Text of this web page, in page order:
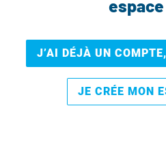
espace
J’AI DÉJÀ UN
JE CRÉE MON